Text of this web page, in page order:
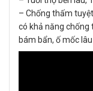
– Chống thấm
có khả năng chống
bám bẩn, ố mốc